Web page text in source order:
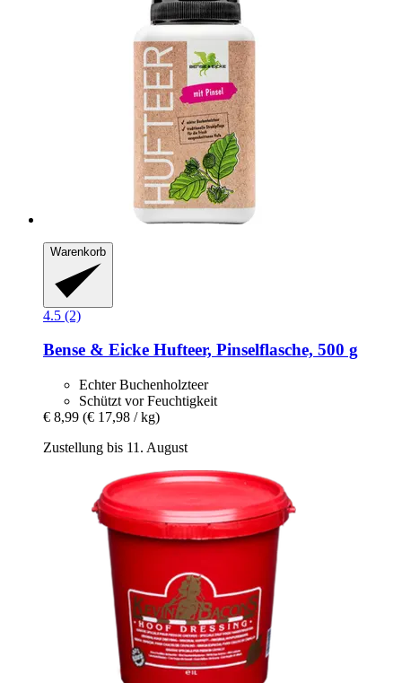
Warenkorb
4.5 (2)
Bense & Eicke Hufteer, Pinselflasche, 500 g
Echter Buchenholzteer
Schützt vor Feuchtigkeit
€ 8,99 (€ 17,98 / kg)
Zustellung bis 11. August